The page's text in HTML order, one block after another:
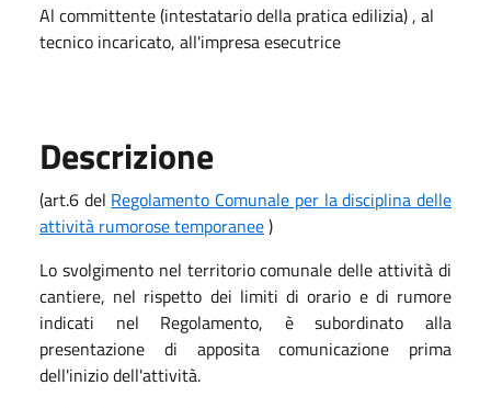
Al committente (intestatario della pratica edilizia) , al
tecnico incaricato, all'impresa esecutrice
Descrizione
(art.6 del Regolamento Comunale per la disciplina delle
attività rumorose temporanee)
Lo svolgimento nel territorio comunale delle attività di
cantiere, nel rispetto dei limiti di orario e di rumore
indicati nel Regolamento, è subordinato alla
presentazione di apposita comunicazione prima
dell'inizio dell'attività.